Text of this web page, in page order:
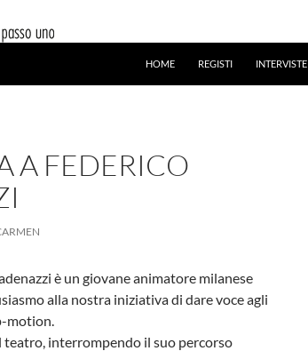
HOME REGISTI INTERVISTE
A FEDERICO
è un giovane animatore milanese
alla nostra iniziativa di dare voce agli
motion.
teatro, interrompendo il suo percorso